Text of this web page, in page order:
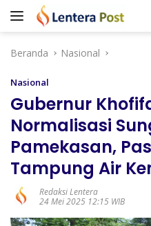
Langsung
Beranda
Nasional
Nasional
Gubernur
Normalisasi
Pamekasan,
Tampung Air
Redaksi Lentera
24 Mei 2025 12:15 WIB